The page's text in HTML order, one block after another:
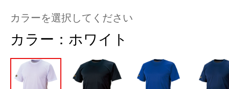
カラーを選択してください
カラー： ホワイト